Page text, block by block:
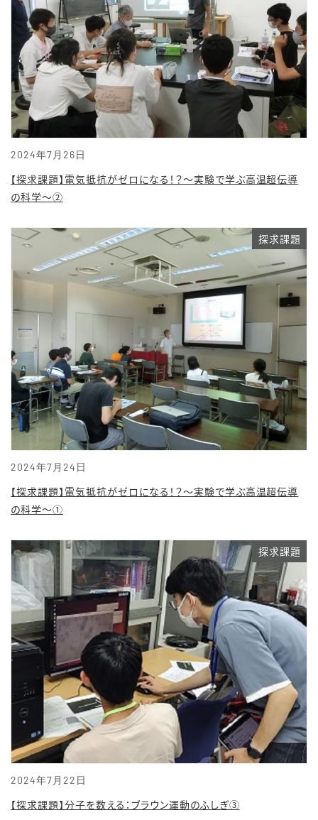
2024年7月26日
【探求課題】電気抵抗がゼロになる！？〜実験で学ぶ高温超伝導
の科学〜②
2024年7月24日
探求課題
【探求課題】電気抵抗がゼロになる！？〜実験で学ぶ高温超伝導
の科学〜①
2024年7月22日
探求課題
【探求課題】分子を数える：ブラウン運動のふしぎ③